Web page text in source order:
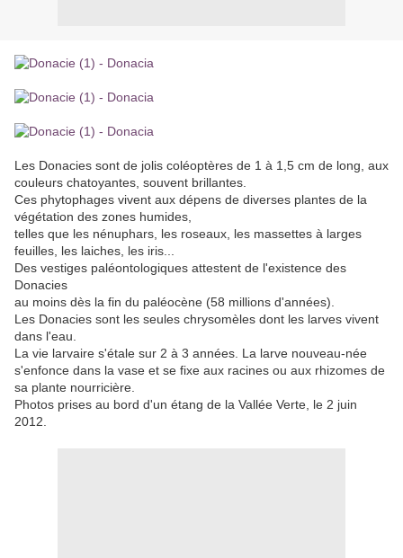
Les Donacies sont de jolis coléoptères de 1 à 1,5 cm de long, aux
couleurs chatoyantes, souvent brillantes.
Ces phytophages vivent aux dépens de diverses plantes de la
végétation des zones humides,
telles que les nénuphars, les roseaux, les massettes à larges
feuilles, les laiches, les iris...
Des vestiges paléontologiques attestent de l'existence des
Donacies
au moins dès la fin du paléocène (58 millions d'années).
Les Donacies sont les seules chrysomèles dont les larves vivent
dans l'eau.
La vie larvaire s'étale sur 2 à 3 années. La larve nouveau-née
s'enfonce dans la vase et se fixe aux racines ou aux rhizomes de
sa plante nourricière.
Photos prises au bord d'un étang de la Vallée Verte, le 2 juin
2012.